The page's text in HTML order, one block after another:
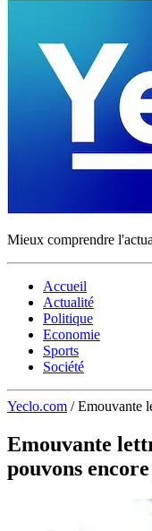
Mieux comprendre
Accueil
Actualité
Politique
Economie
Sports
Société
Yeclo.com / Emouvante
Emouvante
pouvons